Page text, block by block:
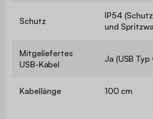
Schutz
IP54
und
Mitgeliefertes
USB-Kabel
Ja (USB Typ
Kabellänge 100 cm